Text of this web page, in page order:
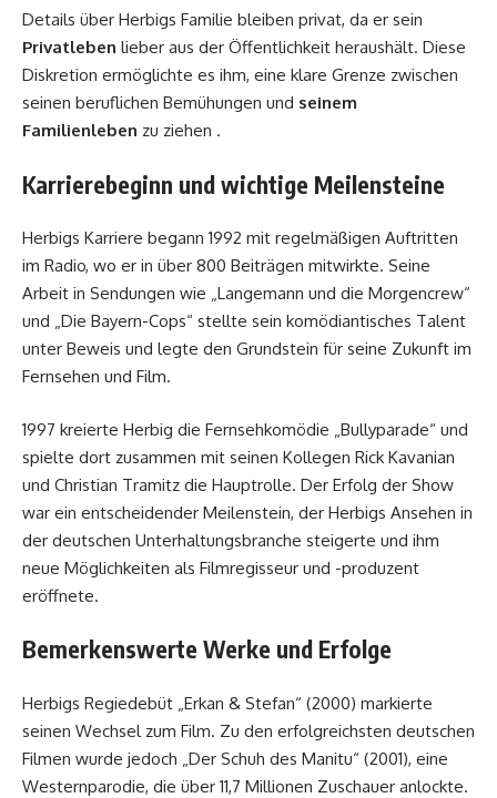
Details über Herbigs Familie bleiben privat, da er sein
Privatleben lieber aus der Öffentlichkeit heraushält. Diese
Diskretion ermöglichte es ihm, eine klare Grenze zwischen
seinen beruflichen Bemühungen und seinem
Familienleben zu ziehen .
Karrierebeginn und wichtige Meilensteine
Herbigs Karriere begann 1992 mit regelmäßigen Auftritten
im Radio, wo er in über 800 Beiträgen mitwirkte. Seine
Arbeit in Sendungen wie „Langemann und die Morgencrew“
und „Die Bayern-Cops“ stellte sein komödiantisches Talent
unter Beweis und legte den Grundstein für seine Zukunft im
Fernsehen und Film.
1997 kreierte Herbig die Fernsehkomödie „Bullyparade“ und
spielte dort zusammen mit seinen Kollegen Rick Kavanian
und Christian Tramitz die Hauptrolle. Der Erfolg der Show
war ein entscheidender Meilenstein, der Herbigs Ansehen in
der deutschen Unterhaltungsbranche steigerte und ihm
neue Möglichkeiten als Filmregisseur und -produzent
eröffnete.
Bemerkenswerte Werke und Erfolge
Herbigs Regiedebüt „Erkan & Stefan“ (2000) markierte
seinen Wechsel zum Film. Zu den erfolgreichsten deutschen
Filmen wurde jedoch „Der Schuh des Manitu“ (2001), eine
Westernparodie, die über 11,7 Millionen Zuschauer anlockte.